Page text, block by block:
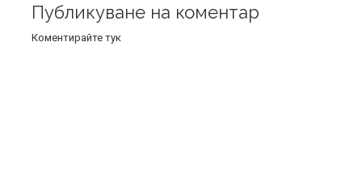
Публикуване на коментар
Коментирайте тук